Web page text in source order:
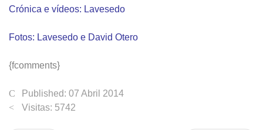
Crónica e vídeos: Lavesedo
Fotos: Lavesedo e David Otero
{fcomments}
Published: 07 Abril 2014
Visitas: 5742